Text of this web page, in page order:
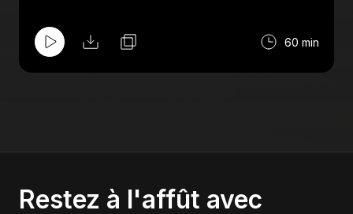
60 min
Restez à l'affût avec